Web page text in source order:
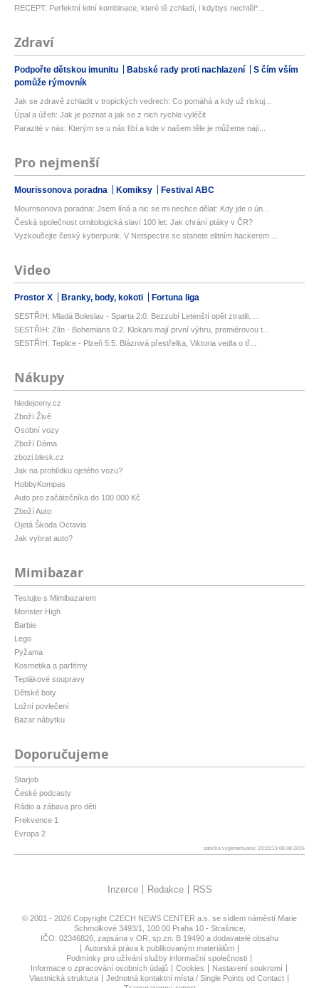
RECEPT: Perfektní letní kombinace, které tě zchladí, i kdybys nechtěl*...
Zdraví
Podpořte dětskou imunitu Babské rady proti nachlazení
S čím vším
pomůže rýmovník
Jak se zdravě zchladit v tropických vedrech: Co pomáhá a kdy už riskuj...
Úpal a úžeh: Jak je poznat a jak se z nich rychle vyléčit
Parazité v nás: Kterým se u nás líbí a kde v našem těle je můžeme nají...
Pro nejmenší
Mourissonova poradna Komiksy Festival ABC
Mourrisonova poradna: Jsem líná a nic se mi nechce dělat: Kdy jde o ún...
Česká společnost ornitologická slaví 100 let: Jak chrání ptáky v ČR?
Vyzkoušejte český kyberpunk. V Netspectre se stanete elitním hackerem ...
Video
Prostor X Branky, body, kokoti Fortuna liga
SESTŘIH: Mladá Boleslav - Sparta 2:0. Bezzubí Letenští opět ztratili. ...
SESTŘIH: Zlín - Bohemians 0:2. Klokani mají první výhru, premiérovou t...
SESTŘIH: Teplice - Plzeň 5:5. Bláznivá přestřelka, Viktoria vedla o tř...
Nákupy
hledejceny.cz
Zboží Živě
Osobní vozy
Zboží Dáma
zbozi.blesk.cz
Jak na prohlídku ojetého vozu?
HobbyKompas
Auto pro začátečníka do 100 000 Kč
Zboží Auto
Ojetá Škoda Octavia
Jak vybrat auto?
Mimibazar
Testujte s Mimibazarem
Monster High
Barbie
Lego
Pyžama
Kosmetika a parfémy
Teplákové soupravy
Dětské boty
Ložní povlečení
Bazar nábytku
Doporučujeme
Starjob
České podcasty
Rádio a zábava pro děti
Frekvence 1
Evropa 2
patička vygenerovaná: 23:20:19 08.08.2026
Inzerce Redakce RSS
© 2001 - 2026 Copyright CZECH NEWS CENTER a.s. se sídlem náměstí Marie
Schmolkové 3493/1, 100 00 Praha 10 - Strašnice,
IČO: 02346826, zapsána v OR, sp.zn. B 19490 a dodavatelé obsahu
Autorská práva k publikovaným materiálům
Podmínky pro užívání služby informační společnosti
Informace o zpracování osobních údajů
Cookies
Nastavení soukromí
Vlastnická struktura
Jednotná kontaktní místa / Single Points od Contact